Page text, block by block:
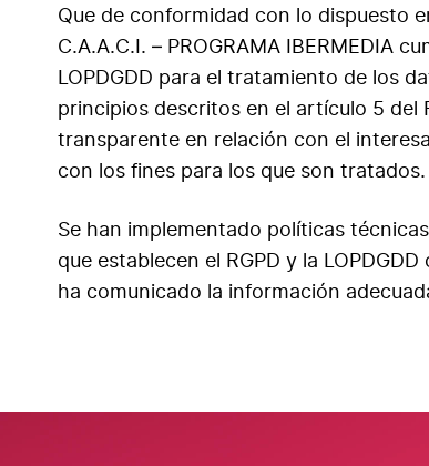
Que de conformidad con lo dispuesto
C.A.A.C.I. – PROGRAMA IBERMEDIA
LOPDGDD para el tratamiento de los
principios descritos en el artículo 5 del
transparente en relación con el
con los fines para los que son tratados.
Se han implementado políticas
que establecen el RGPD y la
ha comunicado la información